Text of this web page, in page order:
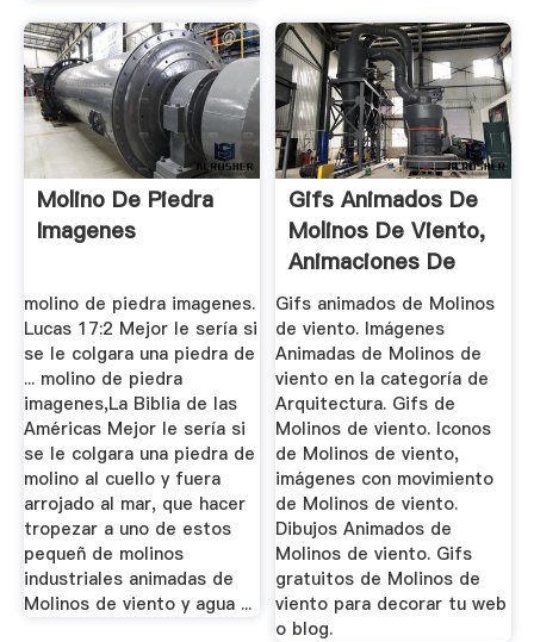
Molino De Piedra
Imagenes
molino de piedra imagenes.
Lucas 17:2 Mejor le sería si
se le colgara una piedra de
... molino de piedra
imagenes,La Biblia de las
Américas Mejor le sería si
se le colgara una piedra de
molino al cuello y fuera
arrojado al mar, que hacer
tropezar a uno de estos
pequeñ de molinos
industriales animadas de
Molinos de viento y agua ...
Gifs Animados De
Molinos De Viento,
Animaciones De
Molinos ...
Gifs animados de Molinos
de viento. Imágenes
Animadas de Molinos de
viento en la categoría de
Arquitectura. Gifs de
Molinos de viento. Iconos
de Molinos de viento,
imágenes con movimiento
de Molinos de viento.
Dibujos Animados de
Molinos de viento. Gifs
gratuitos de Molinos de
viento para decorar tu web
o blog.